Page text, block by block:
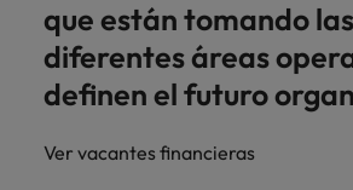
que están tomando las
diferentes áreas
definen el futuro
Ver vacantes financieras